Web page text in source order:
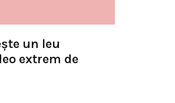
un leu
extrem de